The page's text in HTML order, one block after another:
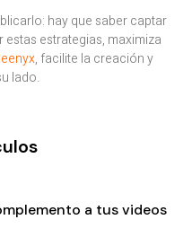
hay que saber captar
estrategias, maximiza
, facilite la creación y
lado.
a tus videos